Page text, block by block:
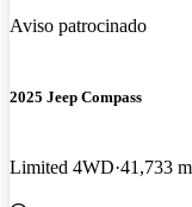
Aviso patrocinado
2025 Jeep Compass
Limited 4WD 41,733